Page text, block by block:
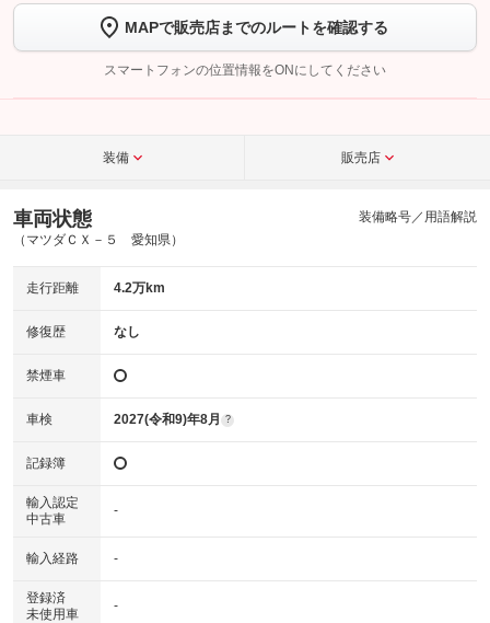
トーク画面で
ボタンをタップして問い合わせを
完了してください。
こちら
MAPで販売店までのルートを確認する
スマートフォンの位置情報をONにしてください
装備 販売店
車両状態
（マツダＣＸ－５ 愛知県）
装備略号／用語解説
走行距離 4.2万km
修復歴 なし
禁煙車
車検 2027(令和9)年8月 ?
記録簿
輸入認定
中古車
-
輸入経路 -
登録済
未使用車
-